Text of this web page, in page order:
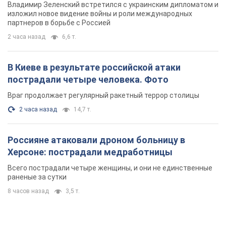
Владимир Зеленский встретился с украинским дипломатом и
изложил новое видение войны и роли международных
партнеров в борьбе с Россией
2 часа назад 6,6 т.
В Киеве в результате российской атаки
пострадали четыре человека. Фото
Враг продолжает регулярный ракетный террор столицы
2 часа назад 14,7 т.
Россияне атаковали дроном больницу в
Херсоне: пострадали медработницы
Всего пострадали четыре женщины, и они не единственные
раненые за сутки
8 часов назад 3,5 т.